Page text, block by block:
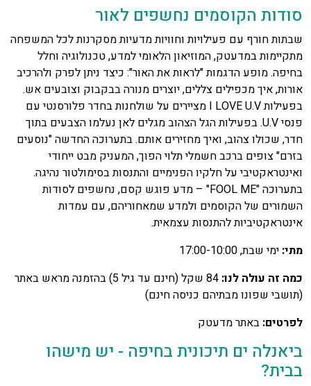
סודות הקוסמים נחשפים לאור
שבתות חורף עם פעילויות וחוויות מדעיות מסקרנות לכל המשפחה
מתקיימות במדעטק, המוזיאון הלאומי למדע, טכנולוגיה וחלל
בחיפה. מופע הדגמות "לראות את האור": כיצד ניתן לפרק ולהרכיב
אורות, איך מכפילים צללים, יוצרים מנורה בבקבוק וצובעים אש.
בפעילות I LOVE U.V מציירים על שולחנות בחדר פלורסנטי עם
פנסי U.V. בפעילות הגל הצהוב מגלים לאן נעלמו הצבעים בתוך
חדר, שכולו צהוב, ואיך מחזירים אותם. בתערוכה החדשה "נוסעים
בזרם" צופים ברכב חשמלי תלוי הפוך, המעניק מבט ייחודי
ואינטראקטיבי על חלקיו הפנימיים והתנסות בסימולטור נהיגה.
בתערוכה "FOOL ME" – מדע פוגש קסם, נחשפים לסודות
השמורים של הקוסמים ולמדע שמאחוריהם, עם עמדות
אינטראקטיביות להתנסות עצמאית.
מתי: ימי שבת, 17:00-10:00
כמה זה עולה לנו:
84 שקל (חינם עד גיל 5) בהזמנה מראש באתר
(תושבי שפונו מבתיהם כניסה חינם)
לפרטים: באתר מדעטק
ביאנלה ים תיכונית בחיפה - יש מישהו
בבית?